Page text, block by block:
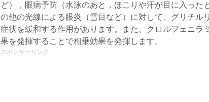
ど），眼病予防（水泳のあと，ほこりや汗が目に入った
の他の光線による眼炎（雪目など）に対して、グリチル
症状を緩和する作用があります。また、クロルフェニラ
果を発揮することで相乗効果を発揮します。
スポンサーリンク